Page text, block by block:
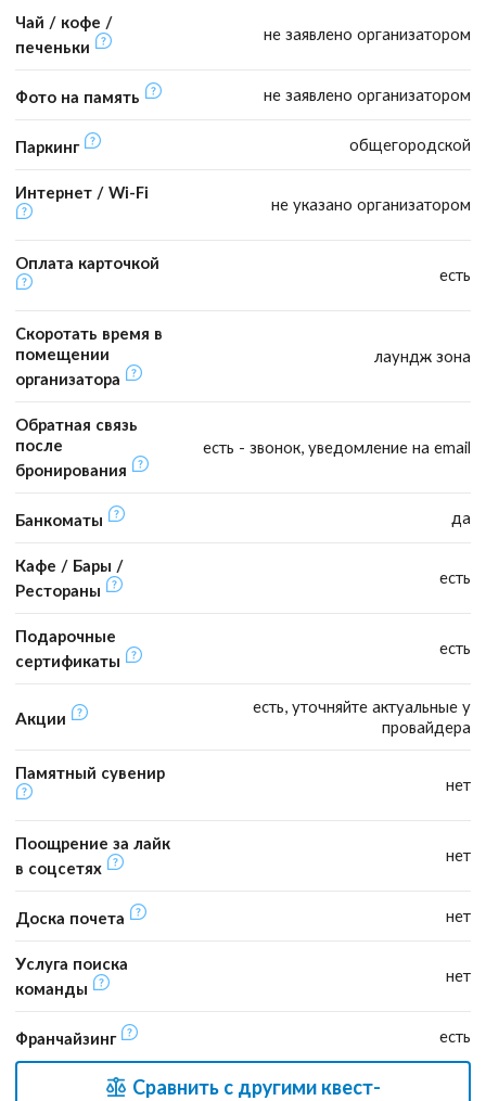
Чай / кофе /
печеньки
не заявлено организатором
Фото на память не заявлено организатором
Паркинг общегородской
Интернет / Wi-Fi
не указано организатором
Оплата карточкой
есть
Скоротать время в
помещении
организатора
лаундж зона
Обратная связь
после
бронирования
есть - звонок, уведомление на email
Банкоматы да
Кафе / Бары /
Рестораны
есть
Подарочные
сертификаты
есть
Акции
есть, уточняйте актуальные у
провайдера
Памятный сувенир
нет
Поощрение за лайк
в соцсетях
нет
Доска почета нет
Услуга поиска
команды
нет
Франчайзинг есть
Сравнить с другими квест-